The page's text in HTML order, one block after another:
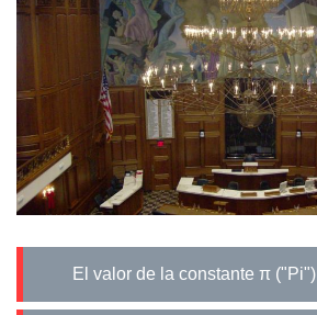
El valor de la constante π ("Pi")